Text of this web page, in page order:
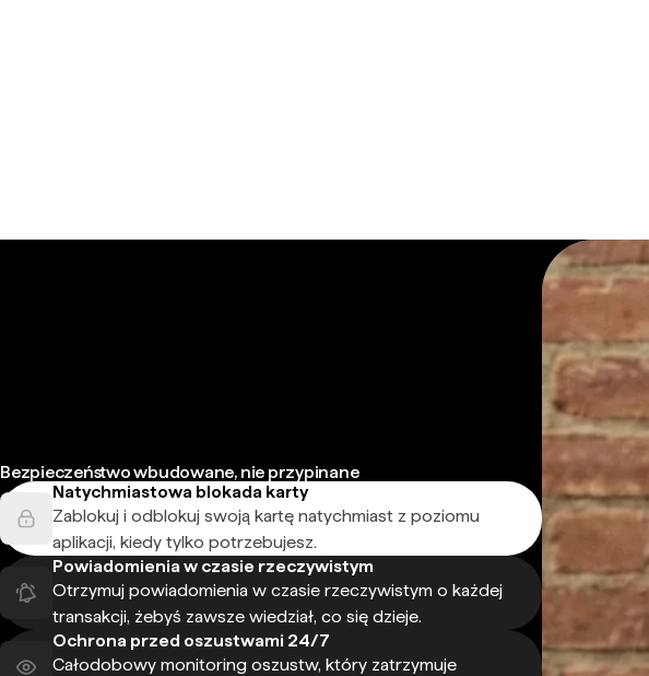
Bezpieczeństwo wbudowane, nie przypinane
Natychmiastowa blokada karty
Zablokuj i odblokuj swoją kartę natychmiast z poziomu
aplikacji, kiedy tylko potrzebujesz.
Powiadomienia w czasie rzeczywistym
Otrzymuj powiadomienia w czasie rzeczywistym o każdej
transakcji, żebyś zawsze wiedział, co się dzieje.
Ochrona przed oszustwami 24/7
Całodobowy monitoring oszustw, który zatrzymuje